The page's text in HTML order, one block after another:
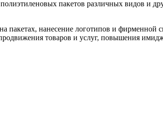
пакетов различных видов
пакетах, нанесение логотипов и
товаров и услуг, повышения